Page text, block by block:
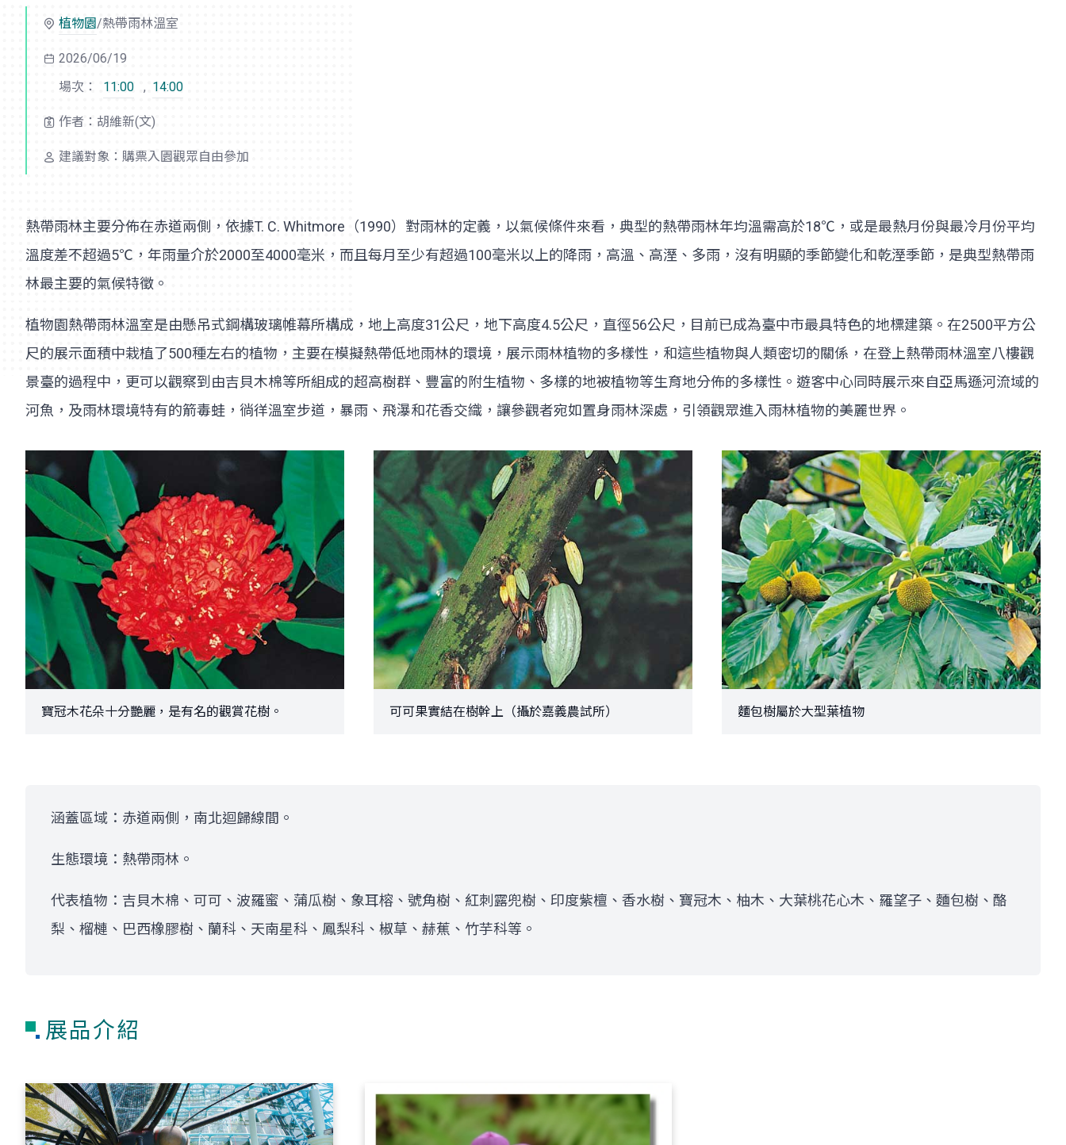
植物園/熱帶雨林溫室
2026/06/19
場次：
11:00 , 14:00
作者：胡維新(文)
建議對象：購票入園觀眾自由參加
熱帶雨林主要分佈在赤道兩側，依據T. C. Whitmore（1990）對雨林的定義，以氣候條件來看，典型的熱帶雨林年均溫需高於18℃，或是最熱月份與最冷月份平均
溫度差不超過5℃，年雨量介於2000至4000毫米，而且每月至少有超過100毫米以上的降雨，高溫、高溼、多雨，沒有明顯的季節變化和乾溼季節，是典型熱帶雨
林最主要的氣候特徵。
植物園熱帶雨林溫室是由懸吊式鋼構玻璃帷幕所構成，地上高度31公尺，地下高度4.5公尺，直徑56公尺，目前已成為臺中市最具特色的地標建築。在2500平方公
尺的展示面積中栽植了500種左右的植物，主要在模擬熱帶低地雨林的環境，展示雨林植物的多樣性，和這些植物與人類密切的關係，在登上熱帶雨林溫室八樓觀
景臺的過程中，更可以觀察到由吉貝木棉等所組成的超高樹群、豐富的附生植物、多樣的地被植物等生育地分佈的多樣性。遊客中心同時展示來自亞馬遜河流域的
河魚，及雨林環境特有的箭毒蛙，徜徉溫室步道，暴雨、飛瀑和花香交織，讓參觀者宛如置身雨林深處，引領觀眾進入雨林植物的美麗世界。
寶冠木花朵十分艷麗，是有名的觀賞花樹。 可可果實結在樹幹上（攝於嘉義農試所） 麵包樹屬於大型葉植物
涵蓋區域：赤道兩側，南北迴歸線間。
生態環境：熱帶雨林。
代表植物：吉貝木棉、可可、波羅蜜、蒲瓜樹、象耳榕、號角樹、紅刺露兜樹、印度紫檀、香水樹、寶冠木、柚木、大葉桃花心木、羅望子、麵包樹、酪
梨、榴槤、巴西橡膠樹、蘭科、天南星科、鳳梨科、椒草、赫蕉、竹芋科等。
展品介紹